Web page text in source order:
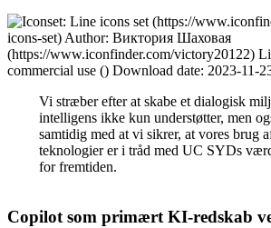
Vi stræber efter at skabe et dialogisk
intelligens ikke kun understøtter, men
samtidig med at vi sikrer, at vores brug
teknologier er i tråd med UC SYDs
for fremtiden.
Copilot som primært KI-redskab